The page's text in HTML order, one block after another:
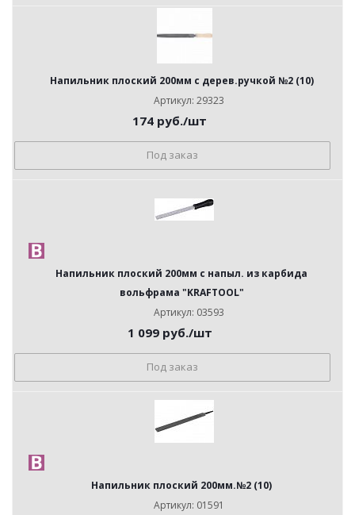
Напильник плоский 200мм с дерев.ручкой №2 (10)
Артикул: 29323
174 руб./шт
Под заказ
Напильник плоский 200мм с напыл. из карбида
вольфрама "KRAFTOOL"
Артикул: 03593
1 099руб./шт
Под заказ
Напильник плоский 200мм.№2 (10)
Артикул: 01591